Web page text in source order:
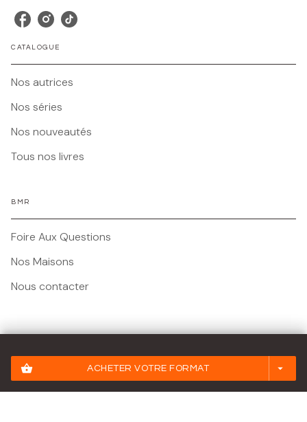
shopping_basket ACHETER VOTRE FORMAT arrow_drop_down
CATALOGUE
Nos autrices
Nos séries
Nos nouveautés
Tous nos livres
BMR
Foire Aux Questions
Nos Maisons
Nous contacter
Mentions légales
Conditions Générales d'Utilisation
Charte des Données Personnelles